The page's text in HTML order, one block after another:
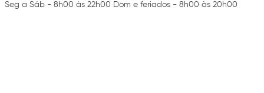
Seg a Sáb - 8h00 às 22h00 Dom e feriados - 8h00 às 20h00